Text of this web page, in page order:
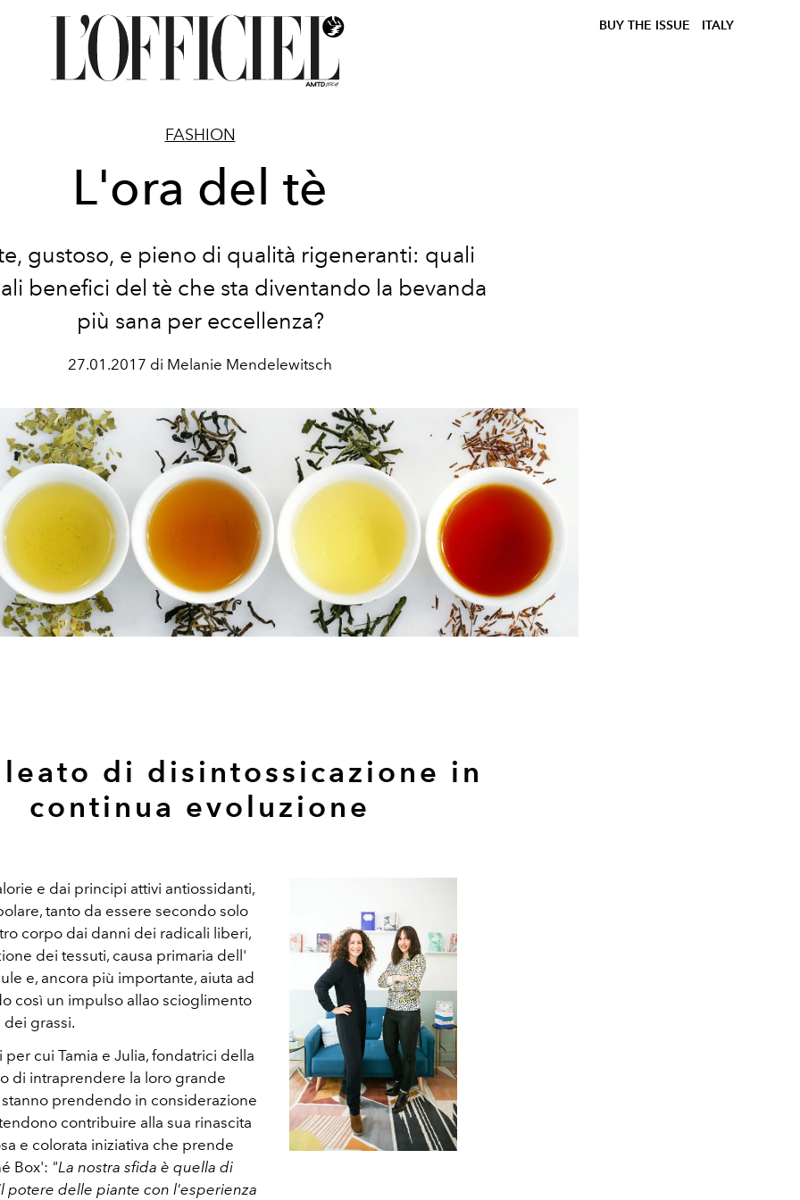
BUY THE ISSUE ITALY
FASHION
L'ora del tè
gustoso, e pieno di qualità rigeneranti: quali
benefici del tè che sta diventando la bevanda
più sana per eccellenza?
27.01.2017 di Melanie Mendelewitsch
di disintossicazione in
continua evoluzione
e dai principi attivi antiossidanti,
tanto da essere secondo solo
corpo dai danni dei radicali liberi,
dei tessuti, causa primaria dell'
e, ancora più importante, aiuta ad
così un impulso allao scioglimento
dei grassi.
cui Tamia e Julia, fondatrici della
di intraprendere la loro grande
prendendo in considerazione
contribuire alla sua rinascita
e colorata iniziativa che prende
Box': "La nostra sfida è quella di
potere delle piante con l'esperienza